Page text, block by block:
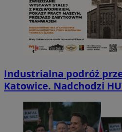
Industrialna podróż
Katowice. Nadchodzi